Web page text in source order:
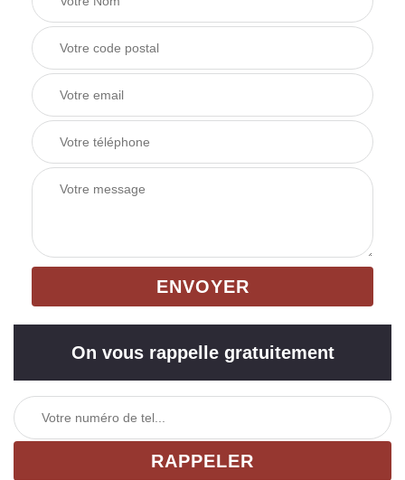
On vous rappelle gratuitement